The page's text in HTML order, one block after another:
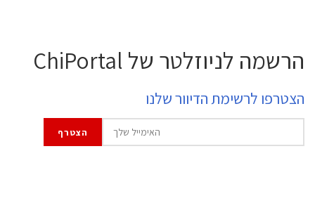
הרשמה לניוזלטר של ChiPortal
הצטרפו לרשימת הדיוור שלנו